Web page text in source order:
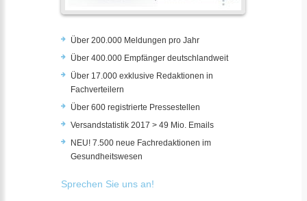
Über 200.000 Meldungen pro Jahr
Über 400.000 Empfänger deutschlandweit
Über 17.000 exklusive Redaktionen in
Fachverteilern
Über 600 registrierte Pressestellen
Versandstatistik 2017 > 49 Mio. Emails
NEU! 7.500 neue Fachredaktionen im
Gesundheitswesen
Sprechen Sie uns an!